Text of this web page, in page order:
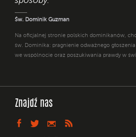
Św. Dominik Guzman
Na oficjalnej stronie polskich dominikanów,
św. Dominika: pragnienie odważnego
we wspólnocie oraz poszukiwania prawdy w
Znajdź nas